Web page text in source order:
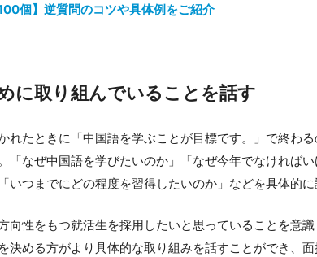
個】逆質問のコツや具体例をご紹介
に取り組んでいることを話す
れたときに「中国語を学ぶことが目標です。」で終わ
「なぜ中国語を学びたいのか」「なぜ今年でなければ
いつまでにどの程度を習得したいのか」などを具体的に
向性をもつ就活生を採用したいと思っていることを意
決める方がより具体的な取り組みを話すことができ、